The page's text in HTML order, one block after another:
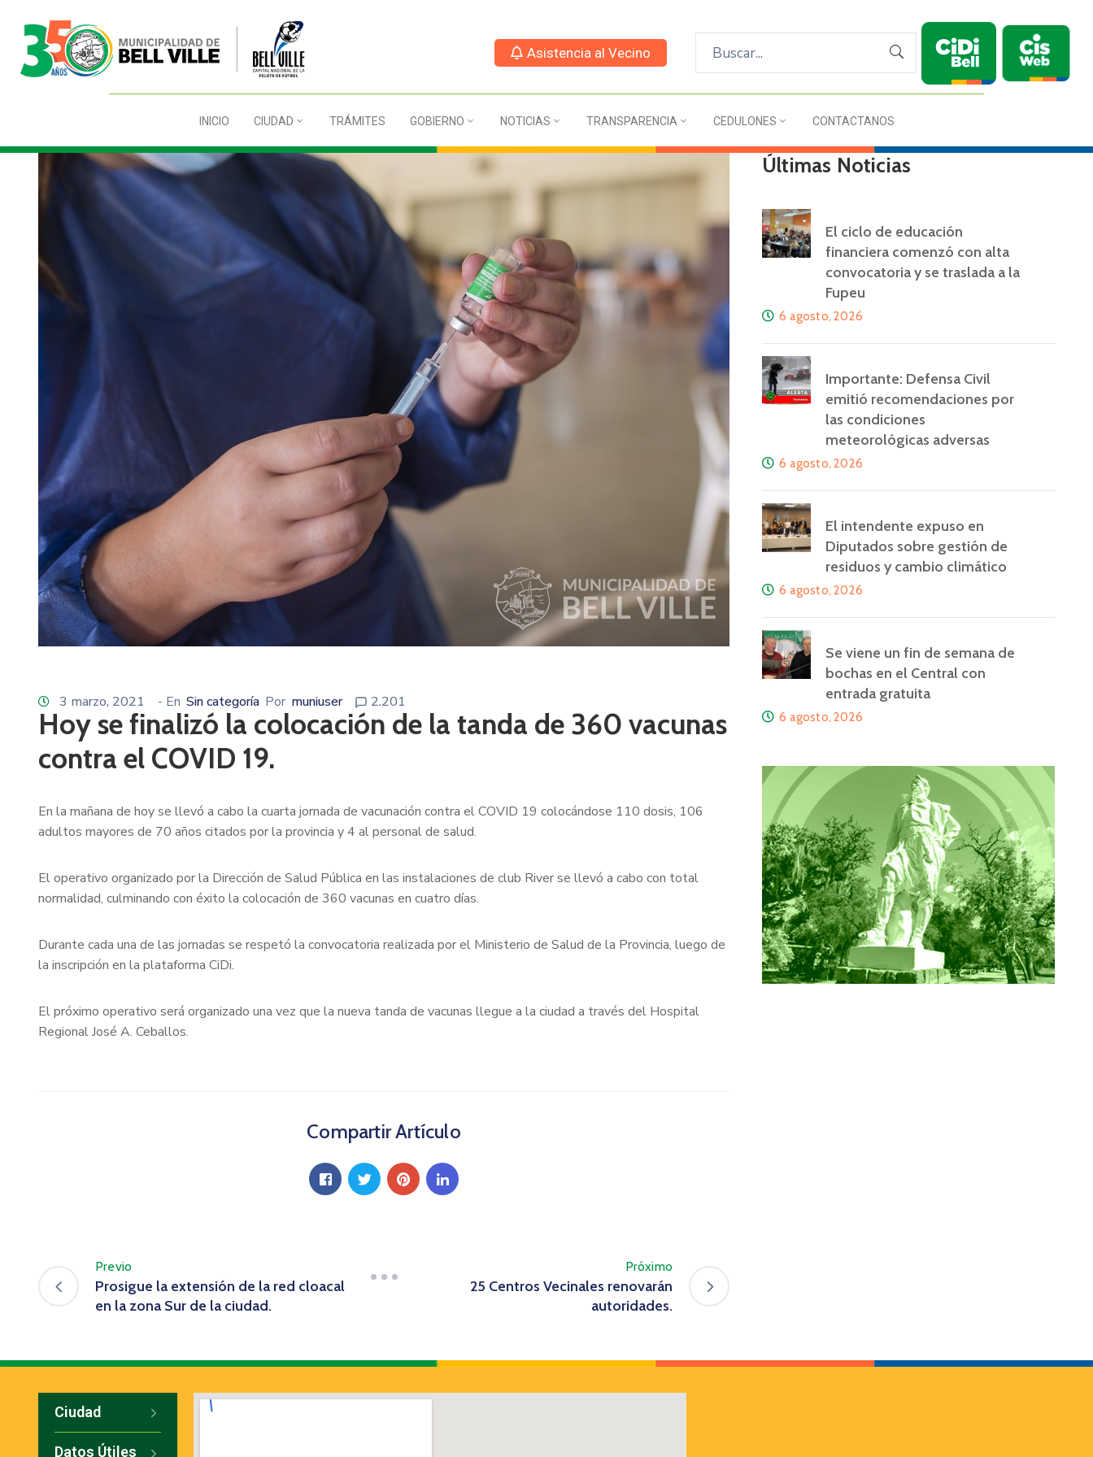
Asistencia al Vecino
INICIO CIUDAD TRÁMITES GOBIERNO NOTICIAS TRANSPARENCIA CEDULONES CONTACTANOS
3 marzo, 2021 - En Sin categoría Por muniuser 2.201
Hoy se finalizó la colocación de la tanda de 360 vacunas
contra el COVID 19.
En la mañana de hoy se llevó a cabo la cuarta jornada de vacunación contra el COVID 19 colocándose 110 dosis, 106
adultos mayores de 70 años citados por la provincia y 4 al personal de salud.
El operativo organizado por la Dirección de Salud Pública en las instalaciones de club River se llevó a cabo con total
normalidad, culminando con éxito la colocación de 360 vacunas en cuatro días.
Durante cada una de las jornadas se respetó la convocatoria realizada por el Ministerio de Salud de la Provincia, luego de
la inscripción en la plataforma CiDi.
El próximo operativo será organizado una vez que la nueva tanda de vacunas llegue a la ciudad a través del Hospital
Regional José A. Ceballos.
Compartir Artículo
Previo
Prosigue la extensión de la red cloacal
en la zona Sur de la ciudad.
Próximo
25 Centros Vecinales renovarán
autoridades.
Últimas Noticias
El ciclo de educación
financiera comenzó con alta
convocatoria y se traslada a la
Fupeu
6 agosto, 2026
Importante: Defensa Civil
emitió recomendaciones por
las condiciones
meteorológicas adversas
6 agosto, 2026
El intendente expuso en
Diputados sobre gestión de
residuos y cambio climático
6 agosto, 2026
Se viene un fin de semana de
bochas en el Central con
entrada gratuita
6 agosto, 2026
Ciudad
Datos Útiles